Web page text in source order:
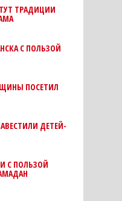
ТРАДИЦИИ
С ПОЛЬЗОЙ
ПОСЕТИЛ
ДЕТЕЙ-
С ПОЛЬЗОЙ